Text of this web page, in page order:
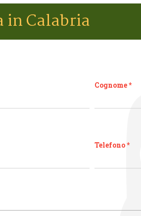
in Calabria
Cognome*
Telefono*